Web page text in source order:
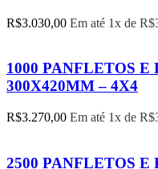
R$3.030,00 Em até 1x de R$
1000 PANFLETOS E
300X420MM – 4X4
R$3.270,00 Em até 1x de R$
2500 PANFLETOS E